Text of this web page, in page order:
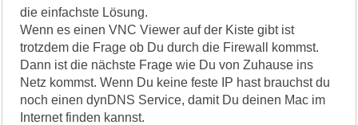
die einfachste Lösung.
Wenn es einen VNC Viewer auf der Kiste gibt ist
trotzdem die Frage ob Du durch die Firewall kommst.
Dann ist die nächste Frage wie Du von Zuhause ins
Netz kommst. Wenn Du keine feste IP hast brauchst du
noch einen dynDNS Service, damit Du deinen Mac im
Internet finden kannst.